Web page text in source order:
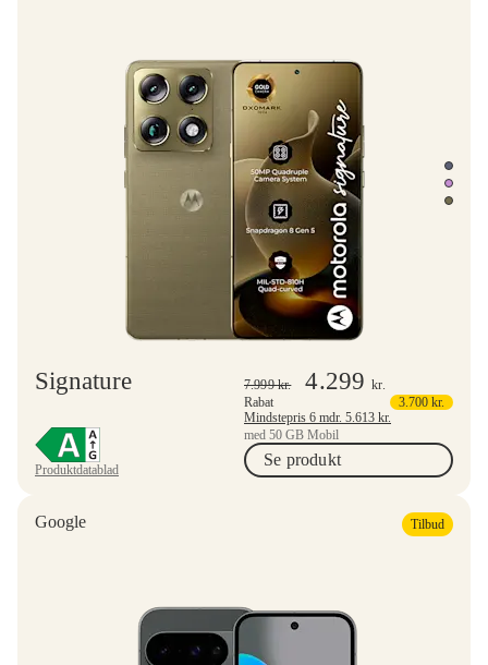
Signature
Produktdatablad
7.999kr. 4.299kr.
Rabat
3.700 kr.
Mindstepris 6 mdr. 5.613 kr.
med 50 GB Mobil
Se produkt
Google Tilbud